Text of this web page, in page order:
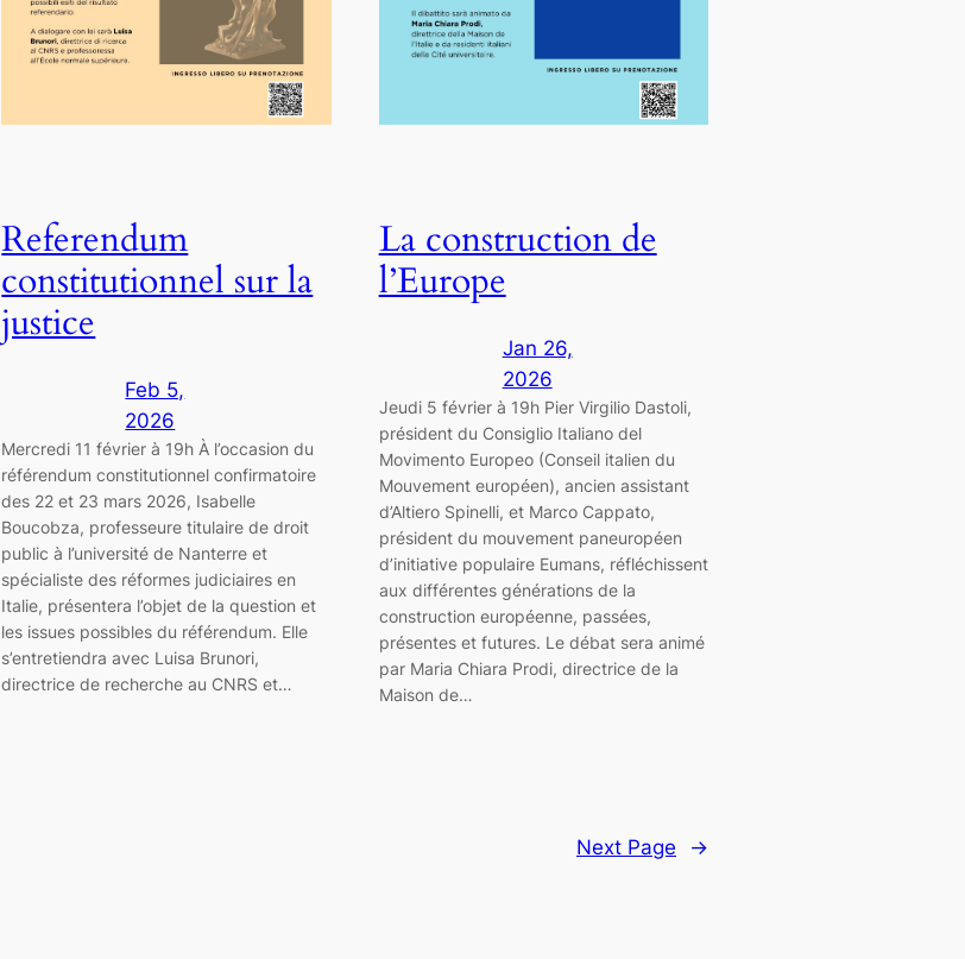
Referendum
constitutionnel sur la
justice
Feb 5,
2026
Mercredi 11 février à 19h À l’occasion du
référendum constitutionnel confirmatoire
des 22 et 23 mars 2026, Isabelle
Boucobza, professeure titulaire de droit
public à l’université de Nanterre et
spécialiste des réformes judiciaires en
Italie, présentera l’objet de la question et
les issues possibles du référendum. Elle
s’entretiendra avec Luisa Brunori,
directrice de recherche au CNRS et…
La construction de
l’Europe
Jan 26,
2026
Jeudi 5 février à 19h Pier Virgilio Dastoli,
président du Consiglio Italiano del
Movimento Europeo (Conseil italien du
Mouvement européen), ancien assistant
d’Altiero Spinelli, et Marco Cappato,
président du mouvement paneuropéen
d’initiative populaire Eumans, réfléchissent
aux différentes générations de la
construction européenne, passées,
présentes et futures. Le débat sera animé
par Maria Chiara Prodi, directrice de la
Maison de…
Next Page →